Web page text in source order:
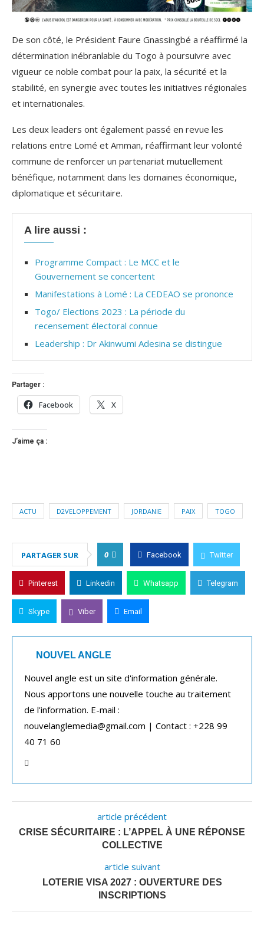
De son côté, le Président Faure Gnassingbé a réaffirmé la
détermination inébranlable du Togo à poursuivre avec
vigueur ce noble combat pour la paix, la sécurité et la
stabilité, en synergie avec toutes les initiatives régionales
et internationales.
Les deux leaders ont également passé en revue les
relations entre Lomé et Amman, réaffirmant leur volonté
commune de renforcer un partenariat mutuellement
bénéfique, notamment dans les domaines économique,
diplomatique et sécuritaire.
A lire aussi :
Programme Compact : Le MCC et le
Gouvernement se concertent
Manifestations à Lomé : La CEDEAO se prononce
Togo/ Elections 2023 : La période du
recensement électoral connue
Leadership : Dr Akinwumi Adesina se distingue
Partager :
Facebook X
J’aime ça :
ACTU D2VELOPPEMENT JORDANIE PAIX TOGO
PARTAGER SUR 0 Facebook Twitter
Pinterest Linkedin Whatsapp Telegram
Skype Viber Email
NOUVEL ANGLE
Nouvel angle est un site d'information générale.
Nous apportons une nouvelle touche au traitement
de l'information. E-mail :
nouvelanglemedia@gmail.com | Contact : +228 99
40 71 60
article précédent
CRISE SÉCURITAIRE : L’APPEL À UNE RÉPONSE
COLLECTIVE
article suivant
LOTERIE VISA 2027 : OUVERTURE DES
INSCRIPTIONS